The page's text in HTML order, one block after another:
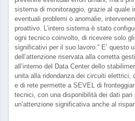
sistema di monitoraggio, grazie al quale
eventuali problemi o anomalie,
proattivo. L’intero sistema è stato
ogni tecnico coinvolto, di ricevere solo
significativi per il suo lavoro.” E’ questo
dell’attenzione riservata alla corretta
all’interno del Data Center dello
unita alla ridondanza dei circuiti elettrici,
e di rete permette a SEVEL di
tecnici, con una disponibilità dei dati
un’attenzione significativa anche al